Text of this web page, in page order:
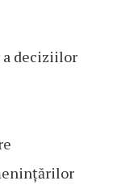
a deciziilor